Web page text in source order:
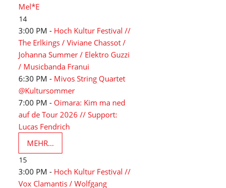
Mel*E
14
3:00 PM - Hoch Kultur Festival //
The Erlkings / Viviane Chassot /
Johanna Summer / Elektro Guzzi
/ Musicbanda Franui
6:30 PM - Mivos String Quartet
@Kultursommer
7:00 PM - Oimara: Kim ma ned
auf de Tour 2026 // Support:
Lucas Fendrich
MEHR...
15
3:00 PM - Hoch Kultur Festival //
Vox Clamantis / Wolfgang